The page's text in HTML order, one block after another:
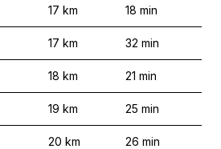
17 km 18 min
17 km 32 min
18 km 21 min
19 km 25 min
20 km 26 min